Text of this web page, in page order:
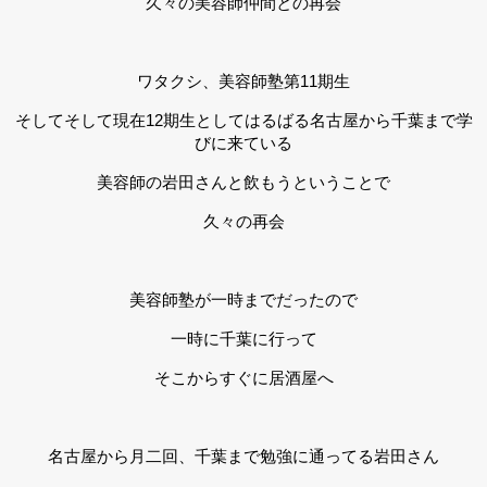
ワタクシ、美容師塾第11期生
そしてそして現在12期生としてはるばる名古屋から千葉まで学
びに来ている
美容師の岩田さんと飲もうということで
久々の再会
美容師塾が一時までだったので
一時に千葉に行って
そこからすぐに居酒屋へ
名古屋から月二回、千葉まで勉強に通ってる岩田さん